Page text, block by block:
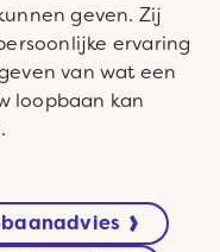
geven. Zij
ervaring
van wat een
loopbaan kan